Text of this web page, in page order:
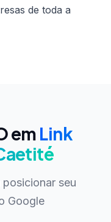
de toda a
em Link
seu
Google